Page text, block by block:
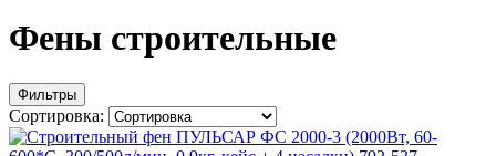
Фены строительные
Фильтры
Сортировка: